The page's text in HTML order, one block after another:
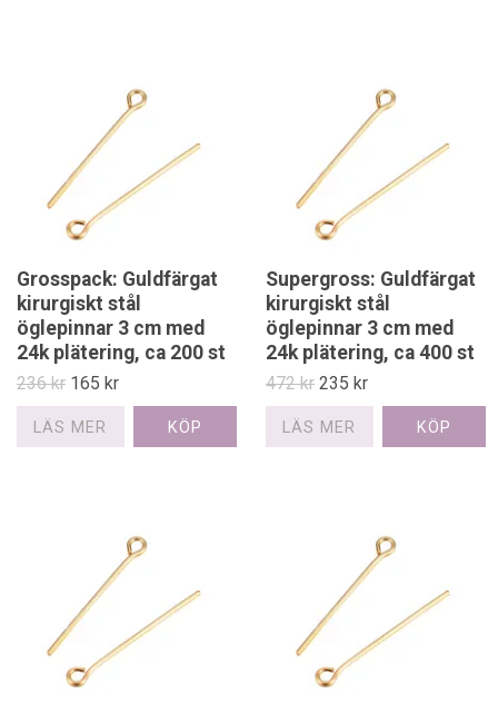
Grosspack: Guldfärgat
kirurgiskt stål
öglepinnar 3 cm med
24k plätering, ca 200 st
236 kr 165 kr
LÄS MER
Supergross: Guldfärgat
kirurgiskt stål
öglepinnar 3 cm med
24k plätering, ca 400 st
472 kr 235 kr
LÄS MER